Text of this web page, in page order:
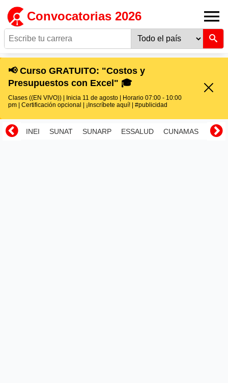
Convocatorias 2026
📢 Curso GRATUITO: "Costos y
Presupuestos con Excel" 🎓
Clases ((EN VIVO)) | Inicia 11 de agosto | Horario 07:00 - 10:00
pm | Certificación opcional | ¡Inscríbete aquí! | #publicidad
INEI SUNAT SUNARP ESSALUD CUNAMAS